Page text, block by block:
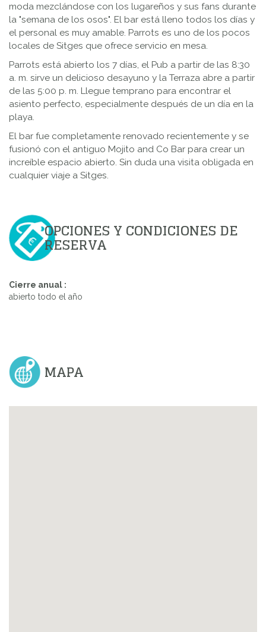
moda mezclándose con los lugareños y sus fans durante
la "semana de los osos". El bar está lleno todos los días y
el personal es muy amable. Parrots es uno de los pocos
locales de Sitges que ofrece servicio en mesa.
Parrots está abierto los 7 días, el Pub a partir de las 8:30
a. m. sirve un delicioso desayuno y la Terraza abre a partir
de las 5:00 p. m. Llegue temprano para encontrar el
asiento perfecto, especialmente después de un día en la
playa.
El bar fue completamente renovado recientemente y se
fusionó con el antiguo Mojito and Co Bar para crear un
increíble espacio abierto. Sin duda una visita obligada en
cualquier viaje a Sitges.
OPCIONES Y CONDICIONES DE
RESERVA
Cierre anual :
abierto todo el año
MAPA